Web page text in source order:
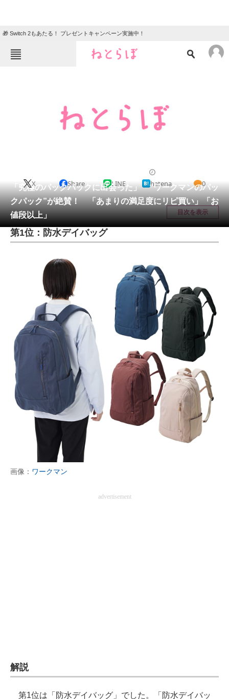
🎁 Switch 2もあたる！ プレゼントキャンペーン実施中！
クイズ
地域
会員記事
メディア
注目記事を集めた総合ページ
スマホと通信の最新トレンド
進化するPCとデバイスの未来
好きが集まる 比べて選べる
ビジネスと働き方のヒント
AI活用のいまが分かる
企業ITのトレンドを詳説
経営リーダーのコミュニティ
マーケ×ITの今がよく分かる
ITエンジニア向け専門サイト
企業向けIT製品の総合サイト
「究極のバックパックに出会った」 “ワークマンのバッ
クパック”が絶賛！ 「あまりの満足度にリピ買い」「お
値段以上」
X Share LINE hatena 0
目次を表示
第1位：防水デイバッグ
画像： ワークマン
advertisement
解説
第1位は「防水デイバッグ」でした。「防水デイバッ